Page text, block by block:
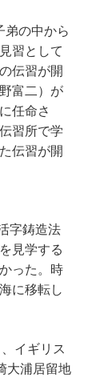
の中から
習として
伝習が開
富二）が
任命さ
習所で学
伝習が開
字鋳造法
見学する
った。時
に移転し
イギリス
大浦居留地